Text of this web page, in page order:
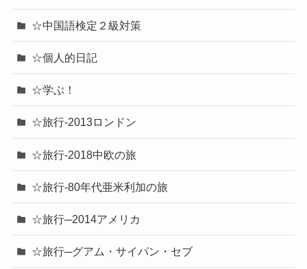
☆中国語検定２級対策
☆個人的日記
☆学ぶ！
☆旅行-2013ロンドン
☆旅行-2018中欧の旅
☆旅行-80年代亜米利加の旅
☆旅行─2014アメリカ
☆旅行─グアム・サイパン・セブ